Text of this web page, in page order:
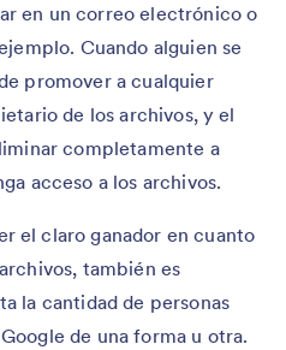
en un correo electrónico o
Cuando alguien se
promover a cualquier
de los archivos, y el
completamente a
acceso a los archivos.
el claro ganador en cuanto
también es
la cantidad de personas
de una forma u otra.